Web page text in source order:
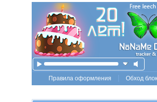
Правила оформления Обход